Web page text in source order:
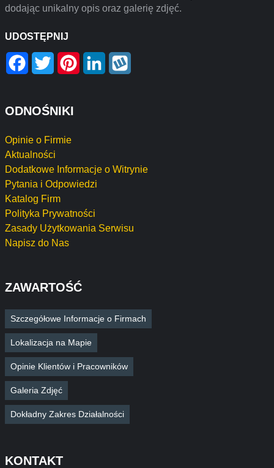
dodając unikalny opis oraz galerię zdjęć.
UDOSTĘPNIJ
Facebook
Twitter PinterestLinkedIn
ODNOŚNIKI
Opinie o Firmie
Aktualności
Dodatkowe Informacje o Witrynie
Pytania i Odpowiedzi
Katalog Firm
Polityka Prywatności
Zasady Użytkowania Serwisu
Napisz do Nas
ZAWARTOŚĆ
Szczegółowe Informacje o Firmach
Lokalizacja na Mapie
Opinie Klientów i Pracowników
Galeria Zdjęć
Dokładny Zakres Działalności
KONTAKT